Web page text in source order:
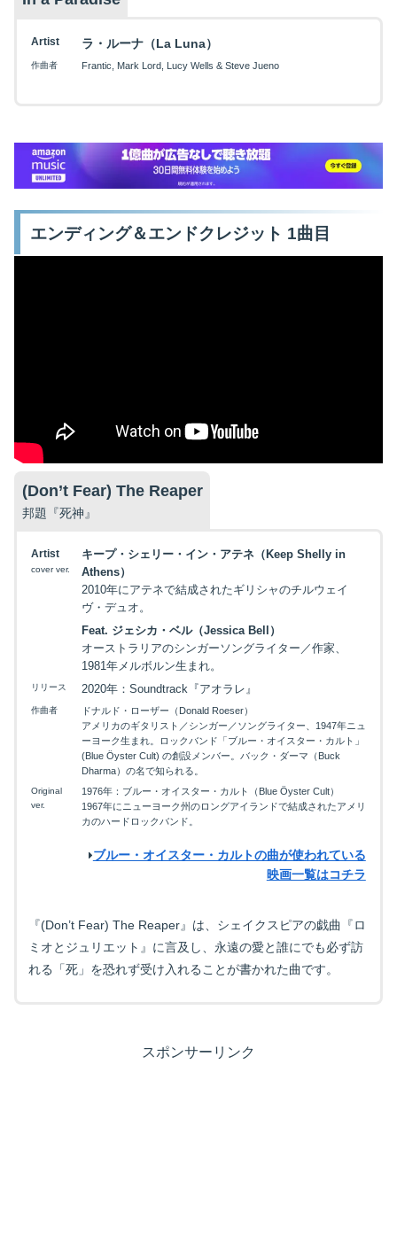
Artist ラ・ルーナ（La Luna）
作曲者 Frantic, Mark Lord, Lucy Wells & Steve Jueno
エンディング＆エンドクレジット 1曲目
(Don’t Fear) The Reaper
邦題『死神』
Artist
cover ver.
キープ・シェリー・イン・アテネ（Keep Shelly in
Athens）
2010年にアテネで結成されたギリシャのチルウェイ
ヴ・デュオ。
Feat. ジェシカ・ベル（Jessica Bell）
オーストラリアのシンガーソングライター／作家、
1981年メルボルン生まれ。
リリース 2020年：Soundtrack『アオラレ』
作曲者
ドナルド・ローザー（Donald Roeser）
アメリカのギタリスト／シンガー／ソングライター、1947年ニュ
ーヨーク生まれ。ロックバンド「ブルー・オイスター・カルト」
(Blue Öyster Cult) の創設メンバー。バック・ダーマ（Buck
Dharma）の名で知られる。
Original
ver.
1976年：ブルー・オイスター・カルト（Blue Öyster Cult）
1967年にニューヨーク州のロングアイランドで結成されたアメリ
カのハードロックバンド。
ブルー・オイスター・カルトの曲が使われている
映画一覧はコチラ
『(Don’t Fear) The Reaper』は、シェイクスピアの戯曲『ロ
ミオとジュリエット』に言及し、永遠の愛と誰にでも必ず訪
れる「死」を恐れず受け入れることが書かれた曲です。
スポンサーリンク